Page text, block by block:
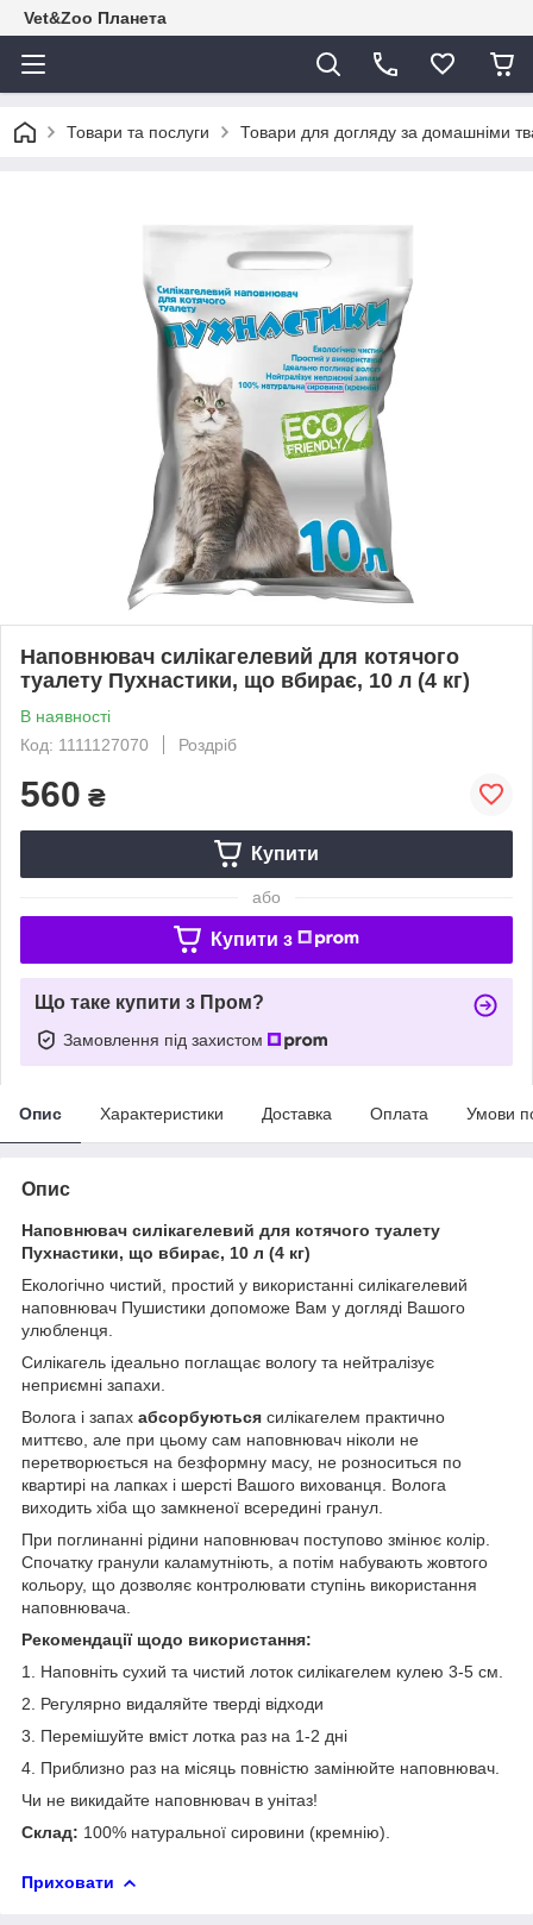
Vet&Zoo Планета
Товари та послуги Товари для догляду за домашніми
Наповнювач силікагелевий для котячого
туалету Пухнастики, що вбирає, 10 л (4 кг)
В наявності
Код: 1111127070
Роздріб
560 ₴
Купити
або
Купити з
Що таке купити з Пром?
Замовлення під захистом
Опис Характеристики Доставка Оплата Умови
Опис
Наповнювач силікагелевий для котячого туалету
Пухнастики, що вбирає, 10 л (4 кг)
Екологічно чистий, простий у використанні силікагелевий
наповнювач Пушистики допоможе Вам у догляді Вашого
улюбленця.
Силікагель ідеально поглащає вологу та нейтралізує
неприємні запахи.
Волога і запах абсорбуються силікагелем практично
миттєво, але при цьому сам наповнювач ніколи не
перетворюється на безформну масу, не розноситься по
квартирі на лапках і шерсті Вашого вихованця. Волога
виходить хіба що замкненої всередині гранул.
При поглинанні рідини наповнювач поступово змінює колір.
Спочатку гранули каламутніють, а потім набувають жовтого
кольору, що дозволяє контролювати ступінь використання
наповнювача.
Рекомендації щодо використання:
1. Наповніть сухий та чистий лоток силікагелем кулею 3-5 см.
2. Регулярно видаляйте тверді відходи
3. Перемішуйте вміст лотка раз на 1-2 дні
4. Приблизно раз на місяць повністю замінюйте наповнювач.
Чи не викидайте наповнювач в унітаз!
Склад: 100% натуральної сировини (кремнію).
Приховати